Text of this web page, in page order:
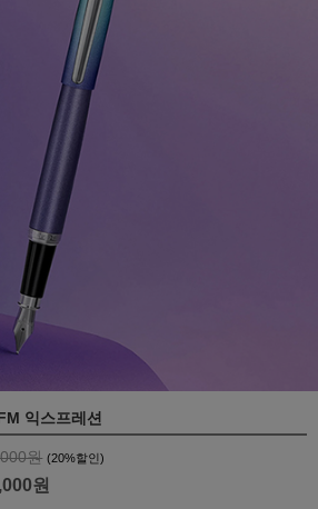
익스프레션
원 (20%할인)
원